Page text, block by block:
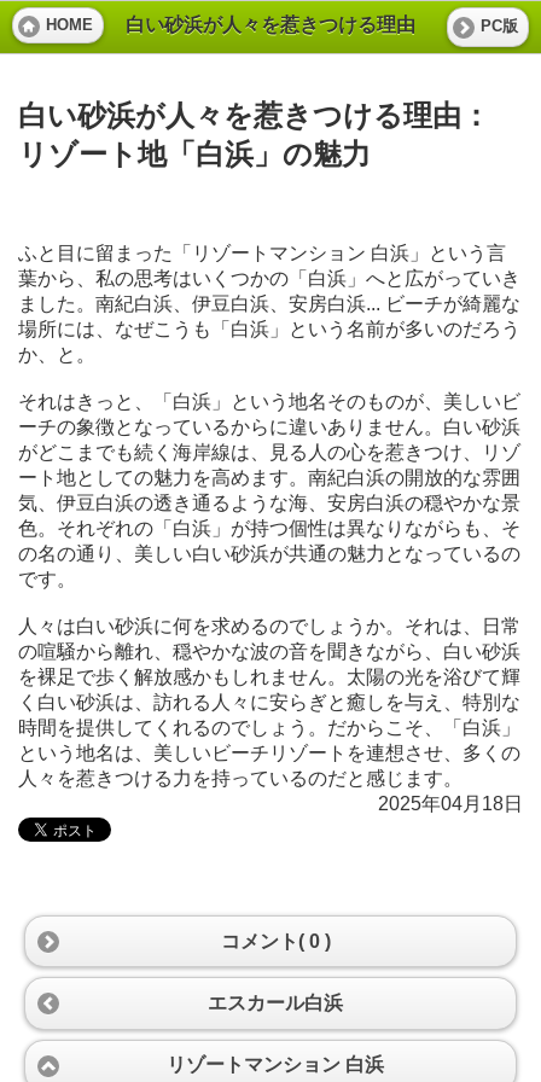
HOME 白い砂浜が人々を惹きつける理由 PC版
白い砂浜が人々を惹きつける理由：
リゾート地「白浜」の魅力
ふと目に留まった「リゾートマンション 白浜」という言
葉から、私の思考はいくつかの「白浜」へと広がっていき
ました。南紀白浜、伊豆白浜、安房白浜... ビーチが綺麗な
場所には、なぜこうも「白浜」という名前が多いのだろう
か、と。
それはきっと、「白浜」という地名そのものが、美しいビ
ーチの象徴となっているからに違いありません。白い砂浜
がどこまでも続く海岸線は、見る人の心を惹きつけ、リゾ
ート地としての魅力を高めます。南紀白浜の開放的な雰囲
気、伊豆白浜の透き通るような海、安房白浜の穏やかな景
色。それぞれの「白浜」が持つ個性は異なりながらも、そ
の名の通り、美しい白い砂浜が共通の魅力となっているの
です。
人々は白い砂浜に何を求めるのでしょうか。それは、日常
の喧騒から離れ、穏やかな波の音を聞きながら、白い砂浜
を裸足で歩く解放感かもしれません。太陽の光を浴びて輝
く白い砂浜は、訪れる人々に安らぎと癒しを与え、特別な
時間を提供してくれるのでしょう。だからこそ、「白浜」
という地名は、美しいビーチリゾートを連想させ、多くの
人々を惹きつける力を持っているのだと感じます。
2025年04月18日
コメント( 0 )
エスカール白浜
リゾートマンション 白浜